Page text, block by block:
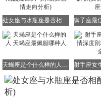
感智慧，在于既能保持优
不可妥协的原则底线。记
打破平衡的瞬间。
处女座与水瓶座是否相配(处座男与水瓶女感情走向分析)
天蝎座是个什么样的人 天蝎座最佩服哪种人